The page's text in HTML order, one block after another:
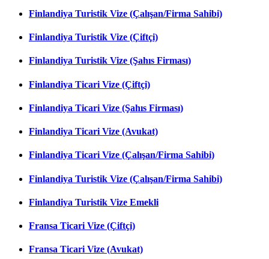
Finlandiya Turistik Vize (Çalışan/Firma Sahibi)
Finlandiya Turistik Vize (Çiftçi)
Finlandiya Turistik Vize (Şahıs Firması)
Finlandiya Ticari Vize (Çiftçi)
Finlandiya Ticari Vize (Şahıs Firması)
Finlandiya Ticari Vize (Avukat)
Finlandiya Ticari Vize (Çalışan/Firma Sahibi)
Finlandiya Turistik Vize (Çalışan/Firma Sahibi)
Finlandiya Turistik Vize Emekli
Fransa Ticari Vize (Çiftçi)
Fransa Ticari Vize (Avukat)